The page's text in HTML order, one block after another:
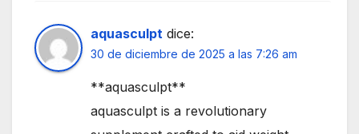
aquasculpt dice:
30 de diciembre de 2025 a las 7:26 am
**aquasculpt**
aquasculpt is a revolutionary